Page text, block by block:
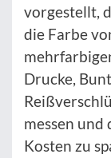
vorgestellt,
die Farbe
Drucke,
messen
Kosten zu